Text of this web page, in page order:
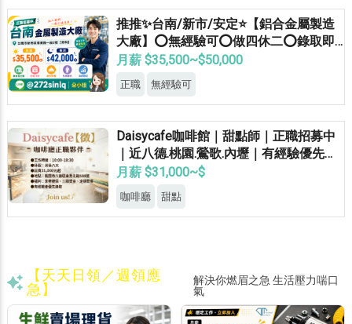
推推✨台南/新市/安定⭐【鋁合金屬製造
大廠】⭕無經驗可⭕做四休二⭕錄取即
正職
月薪 $35,500~$50,000
正職 無經驗可
Daisycafe咖啡館｜甜點師｜正職招募中
｜近八德.桃園.鶯歌.內壢｜有經驗優先錄
取
月薪 $31,000~$
咖啡廳 甜點
【天天日領／週領應
急】
解決你燃眉之急 生活壓力喘口
氣